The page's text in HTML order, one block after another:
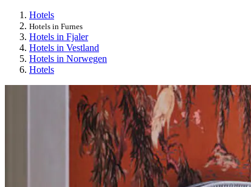
Hotels
Hotels in Furnes
Hotels in Fjaler
Hotels in Vestland
Hotels in Norwegen
Hotels